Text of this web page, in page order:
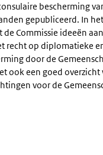
bescherming
gepubliceerd. In het
Commissie ideeën
recht op diplomatieke
door de
ook een goed overzicht
voor de